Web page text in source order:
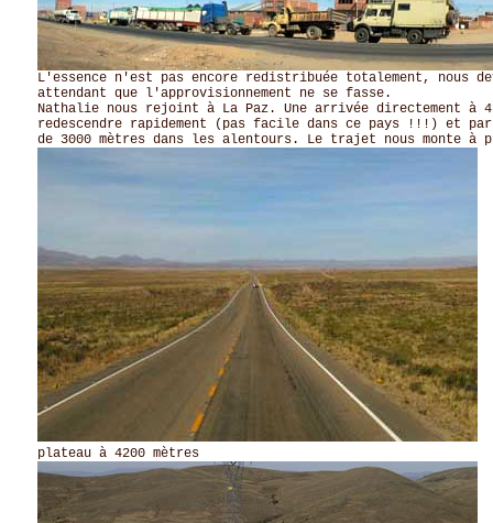
L'essence n'est pas encore redistribuée totalement, nous
attendant que l'approvisionnement ne se fasse.
Nathalie nous rejoint à La Paz. Une arrivée directement à
redescendre rapidement (pas facile dans ce pays !!!) et
de 3000 mètres dans les alentours. Le trajet nous monte à
plateau à 4200 mètres station